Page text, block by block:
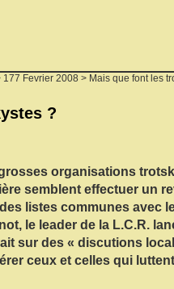
177 Fevrier 2008 > Mais que font les
?
organisations
semblent effectuer un
listes communes avec
le leader de la L.C.R.
sur des « discutions
ceux et celles qui